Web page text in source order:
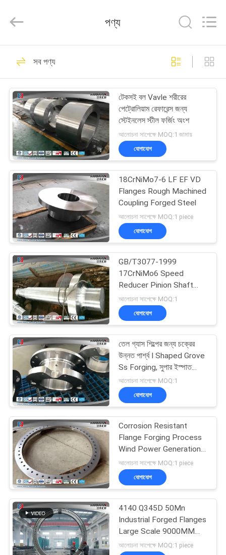
পণ্য
ভিডিও
আমাদের
সম্পর্কে
কারখানা
ভ্রমণ
মান
নিয়ন্ত্রণ
সাইট
ম্যাপ
PRIVACY
POLICY
ENERGY
EQUIPMENT
Rights
Heavy Steel
Forgings
36
Axle Shaft Forging
35
Gear Blank Forging
Forged Steel
Flanges
Forged Cylinder
23
পণ্য
সব পণ্য
টেকসই বল Vavle শরীরের
পেট্রোলিয়াম রেফারেন্স জন্য
স্টেইনলেস স্টীল ফর্জিং অংশ
আলোচনা সাপেক্ষে MOQ:1 জামায়
যোগাযোগ
18CrNiMo7-6 LF EF VD
Flanges Rough Machined
Coupling Forged Steel
আলোচনা সাপেক্ষে MOQ:1 piece
যোগাযোগ
GB/T3077-1999
17CrNiMo6 Speed
Reducer Pinion Shaft
Axle Shaft Forging
আলোচনা সাপেক্ষে MOQ:1
যোগাযোগ
তেল গ্যাস শিল্পের জন্য চক্রের
উন্নত পার্শ্ব I Shaped Grove
Ss Forging, সুপার ইস্পাত
Forgings
আলোচনা সাপেক্ষে MOQ:1
যোগাযোগ
Corrosion Resistant
Flange Forging Process
Wind Power Generation
Steel Flange
আলোচনা সাপেক্ষে MOQ:1 piece
যোগাযোগ
4140 Q345D 50Mn
Industrial Forged Flanges
Large Scale 9000MM
Diameter
আলোচনা সাপেক্ষে MOQ:1 piece